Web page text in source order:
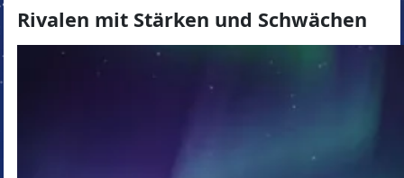
Rivalen mit Stärken und Schwächen